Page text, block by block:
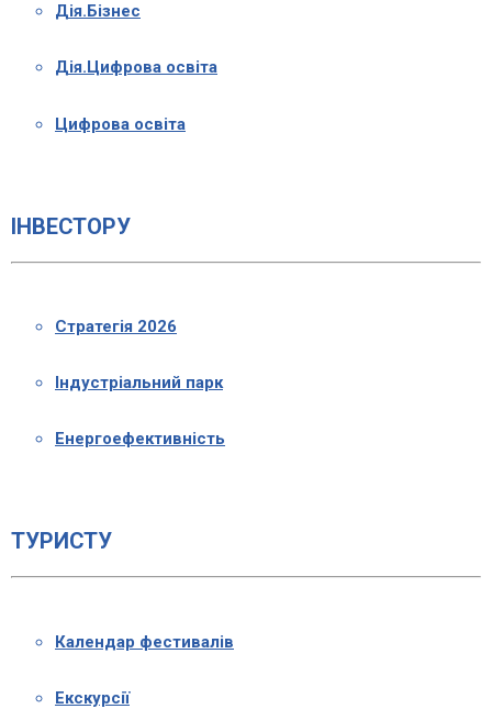
Дія.Бізнес
Дія.Цифрова освіта
Цифрова освіта
ІНВЕСТОРУ
Стратегія 2026
Індустріальний парк
Енергоефективність
ТУРИСТУ
Календар фестивалів
Екскурсії